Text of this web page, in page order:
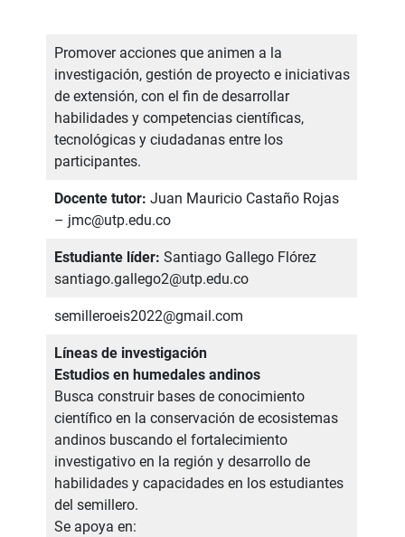
Promover acciones que animen a la
investigación, gestión de proyecto e iniciativas
de extensión, con el fin de desarrollar
habilidades y competencias científicas,
tecnológicas y ciudadanas entre los
participantes.
Docente tutor: Juan Mauricio Castaño Rojas
– jmc@utp.edu.co
Estudiante líder: Santiago Gallego Flórez
santiago.gallego2@utp.edu.co
semilleroeis2022@gmail.com
Líneas de investigación
Estudios en humedales andinos
Busca construir bases de conocimiento
científico en la conservación de ecosistemas
andinos buscando el fortalecimiento
investigativo en la región y desarrollo de
habilidades y capacidades en los estudiantes
del semillero.
Se apoya en: